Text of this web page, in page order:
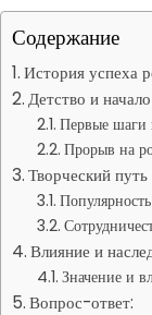
Содержание
История успеха
Детство и
Первые шаги
Прорыв на
Творческий
Влияние и
Значение и
Вопрос-ответ: